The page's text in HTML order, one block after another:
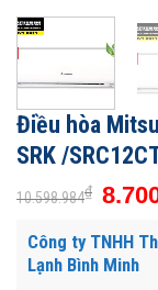
Điều hòa
SRK /
10.598.984₫
Công ty TNHH
Lạnh Bình Minh